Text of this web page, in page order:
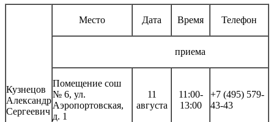
Кузнецов
Александр
Сергеевич
Место Дата Время Телефон
приема
Помещение сош
№ 6, ул.
Аэропортовская,
д. 1
11
августа
11:00-
13:00
+7 (495) 579-
43-43